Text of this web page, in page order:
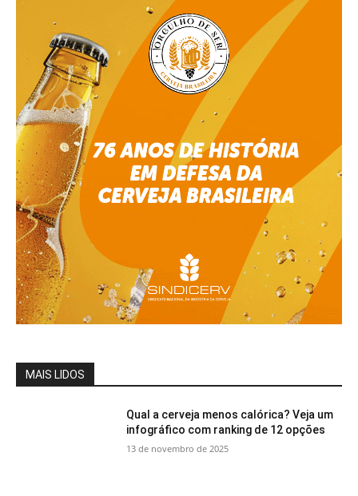
MAIS LIDOS
Qual a cerveja menos calórica? Veja um
infográfico com ranking de 12 opções
13 de novembro de 2025